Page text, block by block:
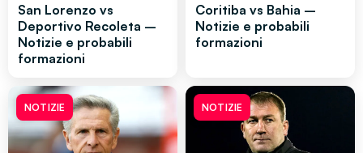
San Lorenzo vs
Deportivo Recoleta –
Notizie e probabili
formazioni
Coritiba vs Bahia –
Notizie e probabili
formazioni
NOTIZIE NOTIZIE